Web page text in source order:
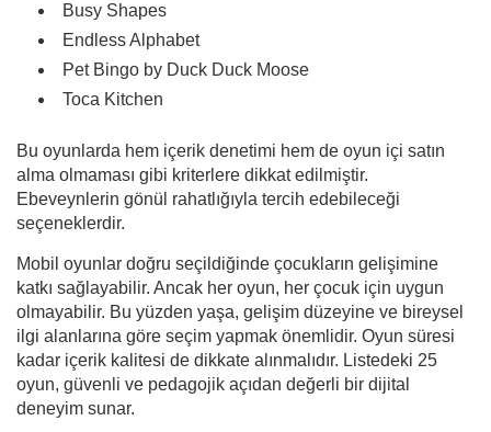
Busy Shapes
Endless Alphabet
Pet Bingo by Duck Duck Moose
Toca Kitchen
Bu oyunlarda hem içerik denetimi hem de oyun içi satın
alma olmaması gibi kriterlere dikkat edilmiştir.
Ebeveynlerin gönül rahatlığıyla tercih edebileceği
seçeneklerdir.
Mobil oyunlar doğru seçildiğinde çocukların gelişimine
katkı sağlayabilir. Ancak her oyun, her çocuk için uygun
olmayabilir. Bu yüzden yaşa, gelişim düzeyine ve bireysel
ilgi alanlarına göre seçim yapmak önemlidir. Oyun süresi
kadar içerik kalitesi de dikkate alınmalıdır. Listedeki 25
oyun, güvenli ve pedagojik açıdan değerli bir dijital
deneyim sunar.